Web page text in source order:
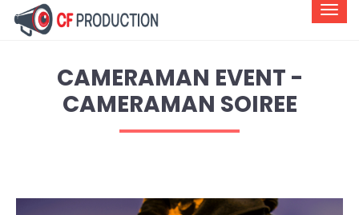
CAMERAMAN EVENT -
CAMERAMAN SOIREE